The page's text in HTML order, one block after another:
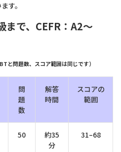
す。
で、CEFR：A2～
と問題数、スコア範囲は同じです）
問
題
数
解答
時間
スコアの
範囲
50
約35
分
31–68